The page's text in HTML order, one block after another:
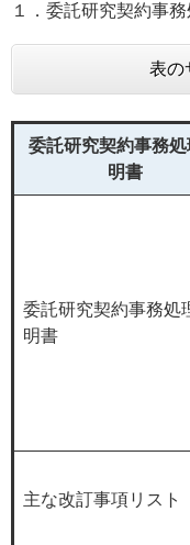
１．委託研究契約事
表の
委託研究契約事務
明書
委託研究契約事務処
明書
主な改訂事項リスト